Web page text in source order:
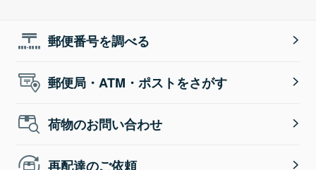
郵便番号を調べる
郵便局・ATM・ポストをさがす
荷物のお問い合わせ
再配達のご依頼